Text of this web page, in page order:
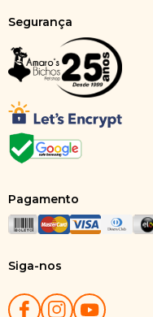
Segurança
Pagamento
Siga-nos